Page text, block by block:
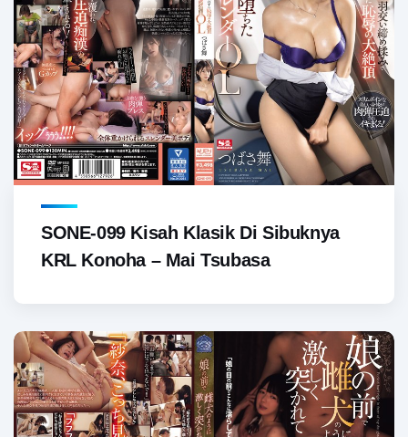
SONE-099 Kisah Klasik Di Sibuknya
KRL Konoha – Mai Tsubasa